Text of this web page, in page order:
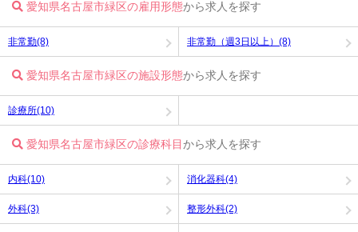
愛知県名古屋市緑区の雇用形態から求人を探す
非常勤(8) 非常勤（週3日以上）(8)
愛知県名古屋市緑区の施設形態から求人を探す
診療所(10)
愛知県名古屋市緑区の診療科目から求人を探す
内科(10) 消化器科(4)
外科(3) 整形外科(2)